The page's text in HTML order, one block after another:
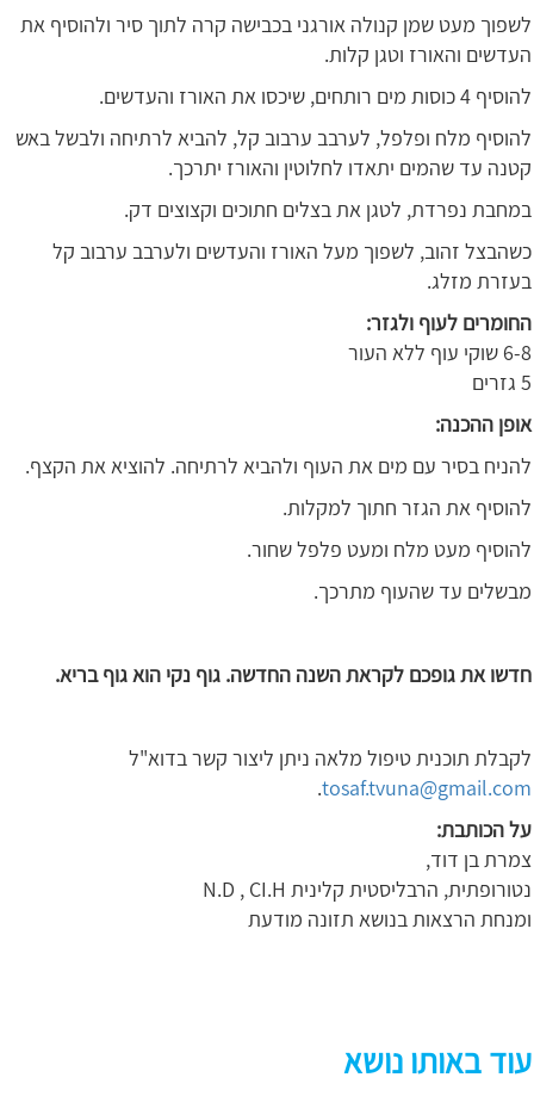
לשפוך מעט שמן קנולה אורגני בכבישה קרה לתוך סיר ולהוסיף את
העדשים והאורז וטגן קלות.
להוסיף 4 כוסות מים רותחים, שיכסו את האורז והעדשים.
להוסיף מלח ופלפל, לערבב ערבוב קל, להביא לרתיחה ולבשל באש
קטנה עד שהמים יתאדו לחלוטין והאורז יתרכך.
במחבת נפרדת, לטגן את בצלים חתוכים וקצוצים דק.
כשהבצל זהוב, לשפוך מעל האורז והעדשים ולערבב ערבוב קל
בעזרת מזלג.
החומרים לעוף ולגזר:
6-8 שוקי עוף ללא העור
5 גזרים
אופן ההכנה:
להניח בסיר עם מים את העוף ולהביא לרתיחה. להוציא את הקצף.
להוסיף את הגזר חתוך למקלות.
להוסיף מעט מלח ומעט פלפל שחור.
מבשלים עד שהעוף מתרכך.
חדשו את גופכם לקראת השנה החדשה. גוף נקי הוא גוף בריא.
לקבלת תוכנית טיפול מלאה ניתן ליצור קשר בדוא"ל
tosaf.tvuna@gmail.com
.
על הכותבת:
צמרת בן דוד,
נטורופתית, הרבליסטית קלינית N.D , CI.H
ומנחת הרצאות בנושא תזונה מודעת
עוד באותו נושא